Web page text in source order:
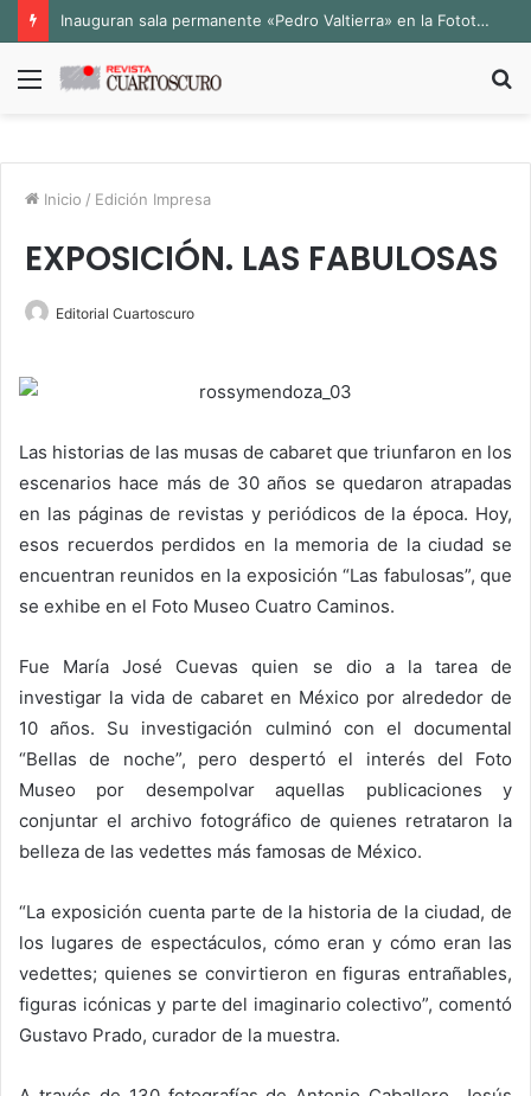
Inauguran sala permanente «Pedro Valtierra» en la Fototeca de Zacatecas
Menú
Inicio / Edición Impresa
EXPOSICIÓN. LAS FABULOSAS
Editorial Cuartoscuro
Las historias de las musas de cabaret que triunfaron en los
escenarios hace más de 30 años se quedaron atrapadas
en las páginas de revistas y periódicos de la época. Hoy,
esos recuerdos perdidos en la memoria de la ciudad se
encuentran reunidos en la exposición “Las fabulosas”, que
se exhibe en el Foto Museo Cuatro Caminos.
Fue María José Cuevas quien se dio a la tarea de
investigar la vida de cabaret en México por alrededor de
10 años. Su investigación culminó con el documental
“Bellas de noche”, pero despertó el interés del Foto
Museo por desempolvar aquellas publicaciones y
conjuntar el archivo fotográfico de quienes retrataron la
belleza de las vedettes más famosas de México.
“La exposición cuenta parte de la historia de la ciudad, de
los lugares de espectáculos, cómo eran y cómo eran las
vedettes; quienes se convirtieron en figuras entrañables,
figuras icónicas y parte del imaginario colectivo”, comentó
Gustavo Prado, curador de la muestra.